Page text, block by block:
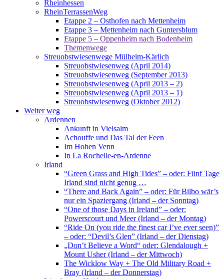
Rheinhessen
RheinTerrassenWeg
Etappe 2 – Osthofen nach Mettenheim
Etappe 3 – Mettenheim nach Guntersblum
Etappe 5 – Oppenheim nach Bodenheim
Themenwege
Streuobstwiesenwege Mülheim-Kärlich
Streuobstwiesenweg (April 2014)
Streuobstwiesenweg (September 2013)
Streuobstwiesenweg (April 2013 – 2)
Streuobstwiesenweg (April 2013 – 1)
Streuobstwiesenweg (Oktober 2012)
Weiter weg
Ardennen
Ankunft in Vielsalm
Achouffe und Das Tal der Feen
Im Hohen Venn
In La Rochelle-en-Ardenne
Irland
“Green Grass and High Tides” – oder: Fünf Tage
Irland sind nicht genug …
“There and Back Again” – oder: Für Bilbo wär’s
nur ein Spaziergang (Irland – der Sonntag)
“One of those Days in Ireland” – oder:
Powerscourt und Meer (Irland – der Montag)
“Ride On (you ride the finest car I’ve ever seen)”
– oder: “Devil’s Glen” (Irland – der Dienstag)
„Don’t Believe a Word“ oder: Glendalough +
Mount Usher (Irland – der Mittwoch)
The Wicklow Way + The Old Military Road +
Bray (Irland – der Donnerstag)